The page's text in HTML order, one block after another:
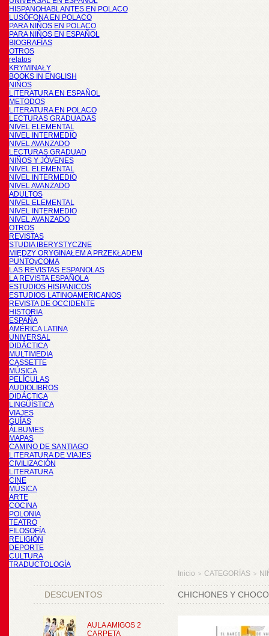
HISPANOHABLANTES EN POLACO
LUSÓFONA EN POLACO
PARA NIÑOS EN POLACO
PARA NIÑOS EN ESPAÑOL
BIOGRAFÍAS
OTROS
relatos
KRYMINAŁY
BOOKS IN ENGLISH
NIÑOS
LITERATURA EN ESPAÑOL
METODOS
LITERATURA EN POLACO
LECTURAS GRADUADAS
NIVEL ELEMENTAL
NIVEL INTERMEDIO
NIVEL AVANZADO
LECTURAS GRADUAD
NIÑOS Y JÓVENES
NIVEL ELEMENTAL
NIVEL INTERMEDIO
NIVEL AVANZADO
ADULTOS
NIVEL ELEMENTAL
NIVEL INTERMEDIO
NIVEL AVANZADO
OTROS
REVISTAS
STUDIA IBERYSTYCZNE
MIĘDZY ORYGINAŁEM A PRZEKŁADEM
PUNTOyCOMA
LAS REVISTAS ESPANOLAS
LA REVISTA ESPAÑOLA
ESTUDIOS HISPANICOS
ESTUDIOS LATINOAMERICANOS
REVISTA DE OCCIDENTE
HISTORIA
ESPAÑA
AMÉRICA LATINA
UNIVERSAL
DIDÁCTICA
MULTIMEDIA
CASSETTE
MÚSICA
PELÍCULAS
AUDIOLIBROS
DIDÁCTICA
LINGÜÍSTICA
VIAJES
GUÍAS
ÁLBUMES
MAPAS
CAMINO DE SANTIAGO
LITERATURA DE VIAJES
CIVILIZACIÓN
LITERATURA
CINE
MÚSICA
ARTE
COCINA
POLONIA
TEATRO
FILOSOFÍA
RELIGIÓN
DEPORTE
CULTURA
TRADUCTOLOGÍA
DESCUENTOS
AULA AMIGOS 2
CARPETA
Inicio > CATEGORÍAS >
CHICHONES Y